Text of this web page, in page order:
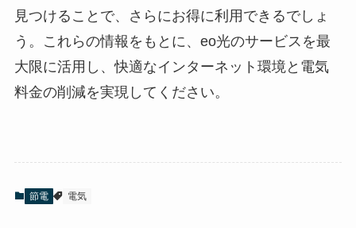
見つけることで、さらにお得に利用できるでしょ
う。これらの情報をもとに、eo光のサービスを最
大限に活用し、快適なインターネット環境と電気
料金の削減を実現してください。
節電 電気